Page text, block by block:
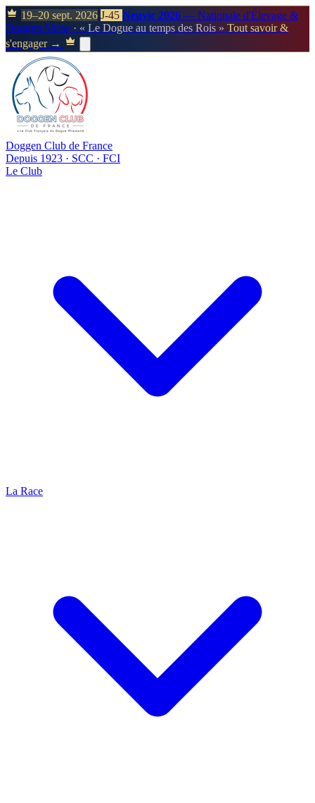
19–20 sept. 2026 J-45 Neuvic 2026 — Nationale d'Élevage &
Doggen Show · « Le Dogue au temps des Rois » Tout savoir &
s'engager →
Doggen Club de France
Depuis 1923 · SCC · FCI
Le Club
La Race